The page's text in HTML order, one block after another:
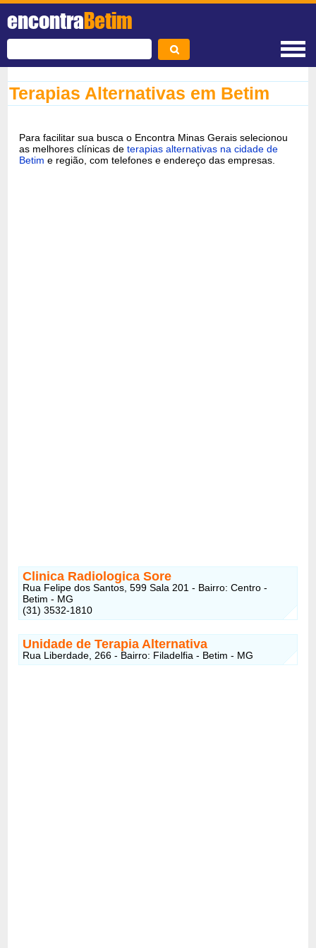
encontraBetim
Terapias Alternativas em Betim
Para facilitar sua busca o Encontra Minas Gerais selecionou
as melhores clínicas deterapias alternativas na cidade de
Betim e região, com telefones e endereço das empresas.
Clinica Radiologica Sore
Rua Felipe dos Santos, 599 Sala 201 - Bairro: Centro -
Betim - MG
(31) 3532-1810
Unidade de Terapia Alternativa
Rua Liberdade, 266 - Bairro: Filadelfia - Betim - MG